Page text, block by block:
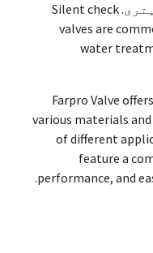
Silent check
valves are
water
Farpro Valve
various materials
of different
feature a
performance, and
.